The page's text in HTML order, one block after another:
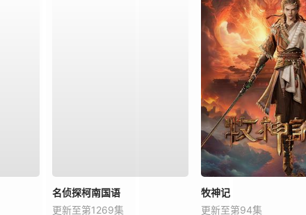
名侦探柯南国语
更新至第1269集
牧神记
更新至第94集